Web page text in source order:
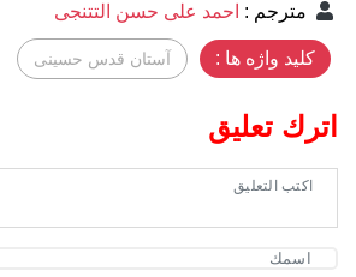
مترجم : احمد علی حسن التتنجی
کلید واژه ها : آستان قدس حسینی
اترك تعليق